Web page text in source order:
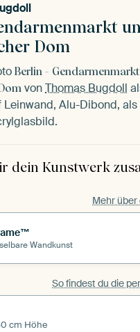
Dom
Berlin -
vonThomas Bugdoll
Alu-Dibond, als
dein Kunstwerk
Mehr
Wandkunst
So findest du die
cm Höhe